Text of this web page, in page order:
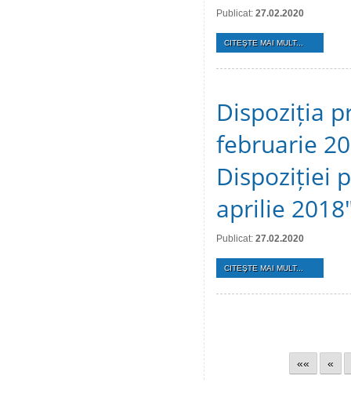
Publicat: 27.02.2020
CITEŞTE MAI MULT...
Dispoziția
februarie
Dispoziției
aprilie
Publicat: 27.02.2020
CITEŞTE MAI MULT...
«« «